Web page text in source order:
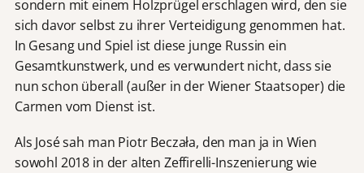
sondern mit einem Holzprügel erschlagen wird, den sie
sich davor selbst zu ihrer Verteidigung genommen hat.
In Gesang und Spiel ist diese junge Russin ein
Gesamtkunstwerk, und es verwundert nicht, dass sie
nun schon überall (außer in der Wiener Staatsoper) die
Carmen vom Dienst ist.
Als José sah man Piotr Beczała, den man ja in Wien
sowohl 2018 in der alten Zeffirelli-Inszenierung wie